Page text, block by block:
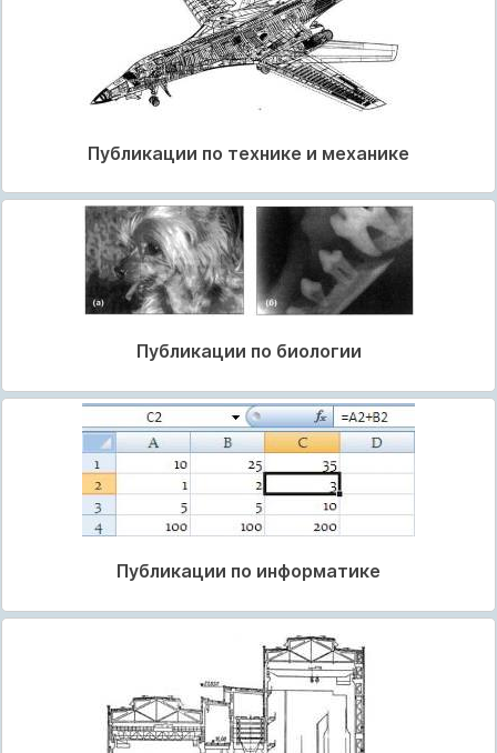
Публикации по технике и механике
Публикации по биологии
Публикации по информатике